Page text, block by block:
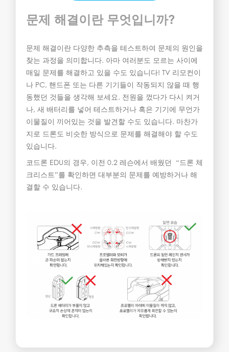
문제 해결이란 무엇입니까?
문제 해결이란 다양한 추측을 테스트하여 문제의 원인을
찾는 과정을 의미합니다. 아마 여러분도 모르는 사이에
매일 문제를 해결하고 있을 수도 있습니다! TV 리모컨이
나 PC, 핸드폰 또는 다른 기기들이 작동되지 않을 때 행
동했던 것들을 생각해 보세요. 전원을 껐다가 다시 켜거
나, 새 배터리를 넣어 테스트하거나 혹은 기기에 무언가
이물질이 끼어있는 것을 발견할 수도 있습니다. 마찬가
지로 드론도 비슷한 방식으로 문제를 해결해야 할 수도
있습니다.
코드론 EDU의 경우, 이전 0.2 레슨에서 배웠던 “드론 체
크리스트”를 확인하면 대부분의 문제를 예방하거나 해
결할 수 있습니다.